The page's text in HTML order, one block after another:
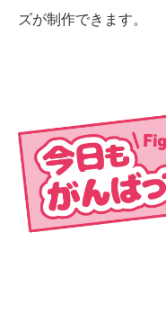
ズが制作できます。